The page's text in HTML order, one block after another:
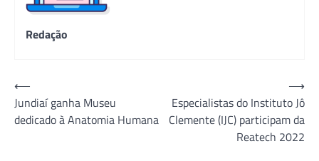
Redação
Navegação
de
Post
⟵
Jundiaí ganha Museu
dedicado à Anatomia Humana
Especialistas do Instituto Jô
Clemente (IJC) participam da
Reatech 2022
⟶